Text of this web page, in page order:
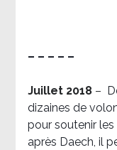
– – – – –
Juillet 2018 –
dizaines de
pour soutenir les
après Daech, il